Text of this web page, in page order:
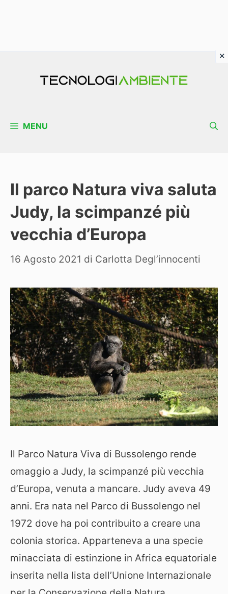
MENU
Il parco Natura viva saluta
Judy, la scimpanzé più
vecchia d’Europa
16 Agosto 2021 di Carlotta Degl’innocenti
Il Parco Natura Viva di Bussolengo rende
omaggio a Judy, la scimpanzé più vecchia
d’Europa, venuta a mancare. Judy aveva 49
anni. Era nata nel Parco di Bussolengo nel
1972 dove ha poi contribuito a creare una
colonia storica. Apparteneva a una specie
minacciata di estinzione in Africa equatoriale
inserita nella lista dell’Unione Internazionale